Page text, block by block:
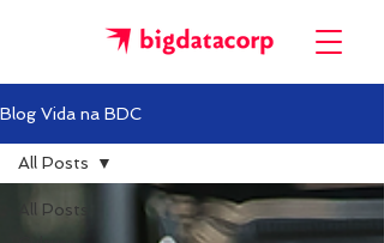
Blog Vida na BDC
All Posts
All Posts